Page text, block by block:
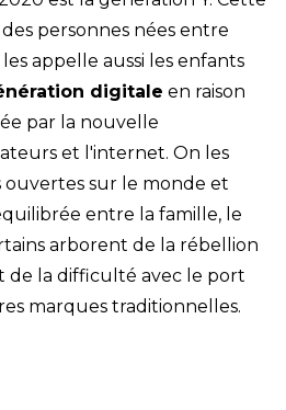
personnes nées entre
appelle aussi les enfants
digitale en raison
par la nouvelle
et l'internet. On les
sur le monde et
entre la famille, le
arborent de la rébellion
de la difficulté avec le port
marques traditionnelles.